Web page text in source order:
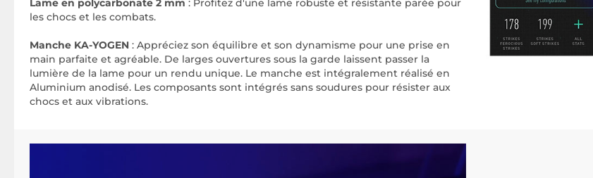
Lame en polycarbonate 2 mm : Profitez d'une lame robuste et résistante parée pour
les chocs et les combats.
Manche KA-YOGEN : Appréciez son équilibre et son dynamisme pour une prise en
main parfaite et agréable. De larges ouvertures sous la garde laissent passer la
lumière de la lame pour un rendu unique. Le manche est intégralement réalisé en
Aluminium anodisé. Les composants sont intégrés sans soudures pour résister aux
chocs et aux vibrations.